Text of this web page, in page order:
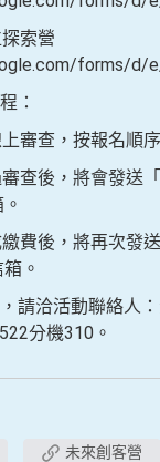
營
forms/d/
：
，按報名順序錄
，將會發送「
，將再次發送
。
請洽活動聯絡人
分機310。
未來創客營